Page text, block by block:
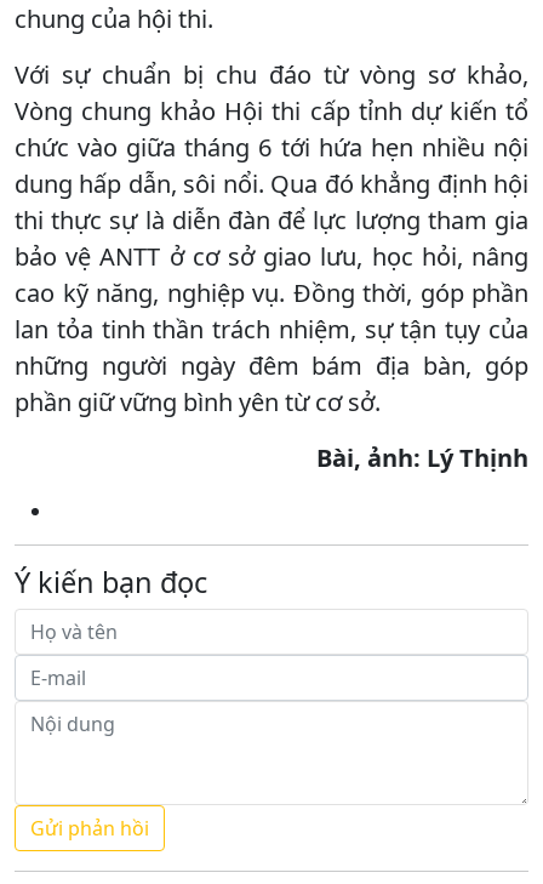
chung của hội thi.
Với sự chuẩn bị chu đáo từ vòng sơ khảo,
Vòng chung khảo Hội thi cấp tỉnh dự kiến tổ
chức vào giữa tháng 6 tới hứa hẹn nhiều nội
dung hấp dẫn, sôi nổi. Qua đó khẳng định hội
thi thực sự là diễn đàn để lực lượng tham gia
bảo vệ ANTT ở cơ sở giao lưu, học hỏi, nâng
cao kỹ năng, nghiệp vụ. Đồng thời, góp phần
lan tỏa tinh thần trách nhiệm, sự tận tụy của
những người ngày đêm bám địa bàn, góp
phần giữ vững bình yên từ cơ sở.
Bài, ảnh: Lý Thịnh
Ý kiến bạn đọc